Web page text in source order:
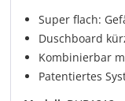
Super flach:
Duschboard
Kombinierbar
Patentiertes